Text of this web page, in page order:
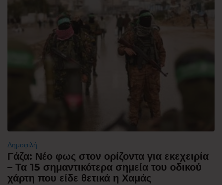
Δημοφιλή
Γάζα: Νέο φως στον ορίζοντα για εκεχειρία
– Τα 15 σημαντικότερα σημεία του οδικού
χάρτη που είδε θετικά η Χαμάς